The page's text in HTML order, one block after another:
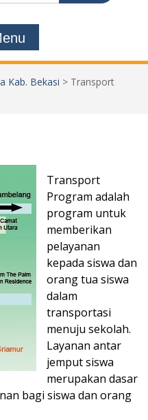
Kab. Bekasi > Transport
Transport
Program adalah
program untuk
memberikan
pelayanan
kepada siswa dan
orang tua siswa
dalam
transportasi
menuju sekolah.
Layanan antar
jemput siswa
merupakan dasar
bagi siswa dan orang